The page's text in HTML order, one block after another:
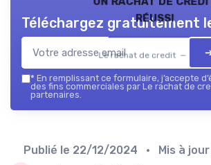
réussi
Le rachat de credit — 2026
Téléchargez gratuitement
* En remplissant ce formulaire, j’accepte
des fins commerciales par Le rachat de
partenaires.
Publié le 22/12/2024 • Mis à jour